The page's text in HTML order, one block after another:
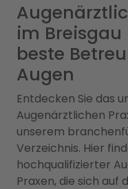
im Breisgau
beste
Augen
Entdecken Sie das
Augenärztlichen
unserem
Verzeichnis. Hier
hochqualifizierter
Praxen, die sich auf